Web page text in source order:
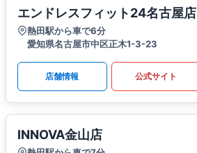
エンドレスフィット24名古屋店
熱田駅から車で6分
愛知県名古屋市中区正木1-3-23
店舗情報 公式サイト
INNOVA金山店